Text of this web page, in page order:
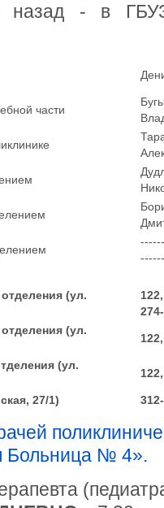
назад - в
части
(ул.
(ул.
(ул.
27/1)
Больница № 4».